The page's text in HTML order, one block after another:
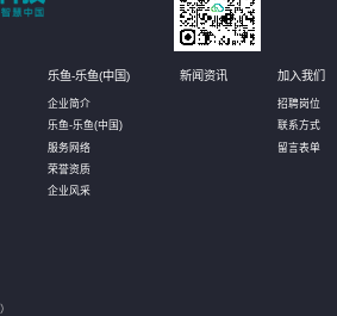
乐鱼-乐鱼(中国)
企业简介
乐鱼-乐鱼(中国)
服务网络
荣誉资质
企业风采
新闻资讯 加入我们
招聘岗位
联系方式
留言表单